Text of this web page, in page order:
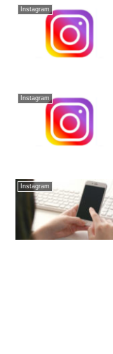
Instagram
Instagram
Instagram